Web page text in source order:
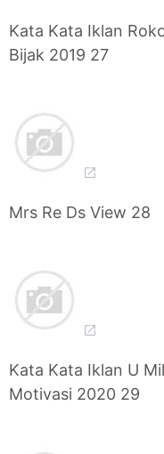
Kata Kata Iklan
Bijak 2019 27
Mrs Re Ds View 28
Kata Kata Iklan U
Motivasi 2020 29